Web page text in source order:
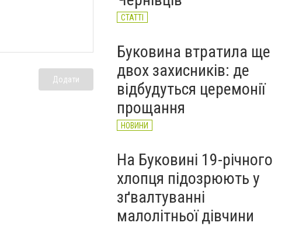
Додати
СТАТТІ
Буковина втратила ще
двох захисників: де
відбудуться церемонії
прощання
НОВИНИ
На Буковині 19-річного
хлопця підозрюють у
зґвалтуванні
малолітньої дівчини